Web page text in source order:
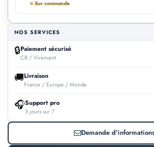
Sur commande
NOS SERVICES
🔒Paiement sécurisé
CB / Virement
🚚Livraison
France / Europe / Monde
🎧Support pro
5 jours sur 7
Demande